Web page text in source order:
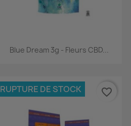
Aperçu rapide
Blue Dream 3g - Fleurs CBD...
RUPTURE DE STOCK favorite_border